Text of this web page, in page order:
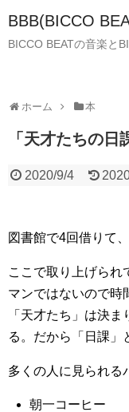
BBB(BICCO
BICCO BEATの音楽と
ホーム 本
「天才たちの日
2020/9/4
図書館で4回借りて
ここで取り上げられ
マンではないので時
「天才たち」は決
る。だから「日課」
多くの人に見られる
朝一コーヒー